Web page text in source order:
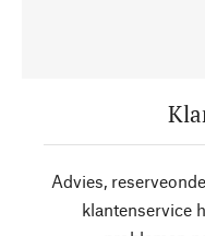
Advies,
klantenservice